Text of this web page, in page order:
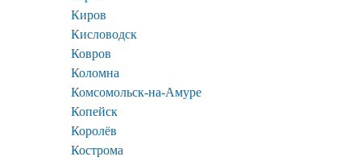
Киров
Кисловодск
Ковров
Коломна
Комсомольск-на-Амуре
Копейск
Королёв
Кострома